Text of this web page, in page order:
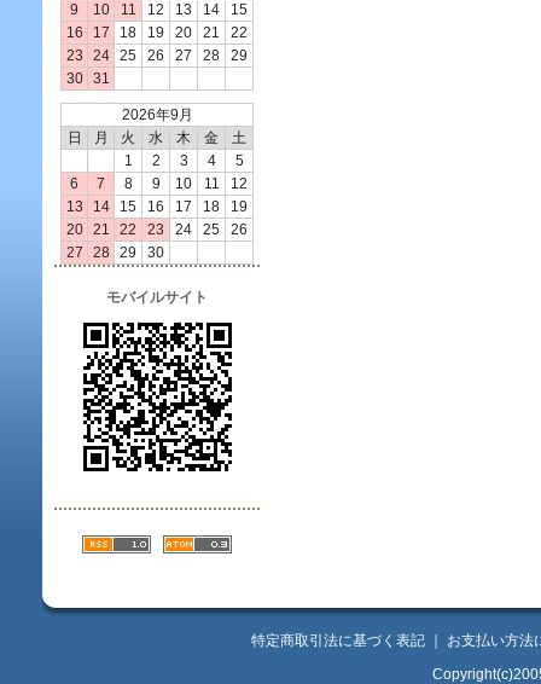
9
10 11 12 13 14
15
16
17 18 19 20 21
22
23
24 25 26 27 28
29
30
31
2026年9月
日
月 火 水 木 金
土
1
2 3 4
5
6
7 8 9 10 11
12
13
14 15 16 17 18
19
20
21 22 23 24 25
26
27
28 29 30
モバイルサイト
特定商取引法に基づく表記
お支払い方法